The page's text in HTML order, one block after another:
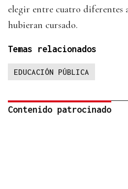
elegir entre cuatro diferentes
hubieran cursado.
Temas relacionados
EDUCACIÓN PÚBLICA
Contenido patrocinado